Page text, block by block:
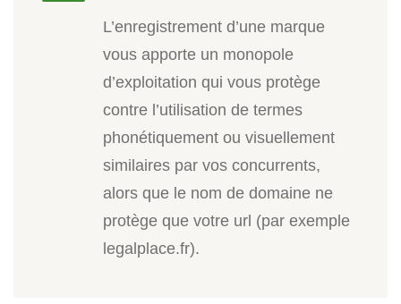
L’enregistrement d’une marque
vous apporte un monopole
d’exploitation qui vous protège
contre l’utilisation de termes
phonétiquement ou visuellement
similaires par vos concurrents,
alors que le nom de domaine ne
protège que votre url (par exemple
legalplace.fr).